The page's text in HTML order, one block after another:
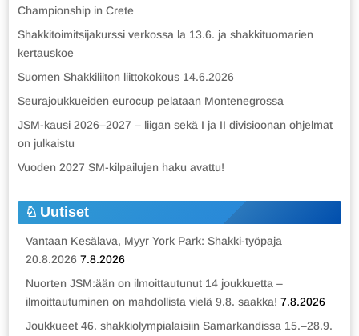
Championship in Crete
Shakkitoimitsijakurssi verkossa la 13.6. ja shakkituomarien
kertauskoe
Suomen Shakkiliiton liittokokous 14.6.2026
Seurajoukkueiden eurocup pelataan Montenegrossa
JSM-kausi 2026–2027 – liigan sekä I ja II divisioonan ohjelmat
on julkaistu
Vuoden 2027 SM-kilpailujen haku avattu!
Uutiset
Vantaan Kesälava, Myyr York Park: Shakki-työpaja
20.8.2026 7.8.2026
Nuorten JSM:ään on ilmoittautunut 14 joukkuetta –
ilmoittautuminen on mahdollista vielä 9.8. saakka! 7.8.2026
Joukkueet 46. shakkiolympialaisiin Samarkandissa 15.–28.9.